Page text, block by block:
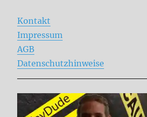
Kontakt
Impressum
AGB
Datenschutzhinweise